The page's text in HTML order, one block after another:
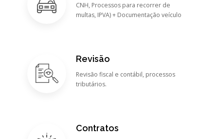
CNH, Processos para recorrer de
multas, IPVA) + Documentação veículo
Revisão
Revisão fiscal e contábil, processos
tributários.
Contratos